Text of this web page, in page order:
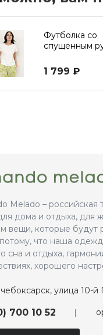
Футболка со
спущенным
1 799 ₽
Melado – российская
дома и отдыха,
вещи, которые будут
что наша
сна и отдыха,
хорошего
улица 10-й
700 10 52